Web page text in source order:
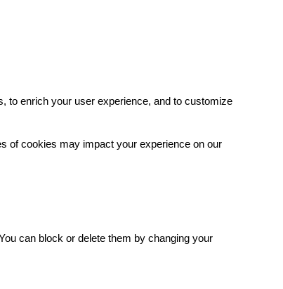
to enrich your user experience, and to customize
of cookies may impact your experience on our
can block or delete them by changing your